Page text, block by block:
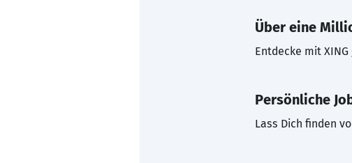
Über eine
Entdecke mit
Persönliche
Lass Dich finden